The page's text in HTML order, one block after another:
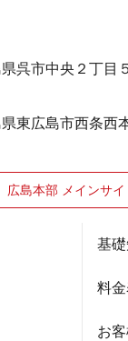
呉市中央２丁目
東広島市西条西
広島本部 メインサイ
基
料
お